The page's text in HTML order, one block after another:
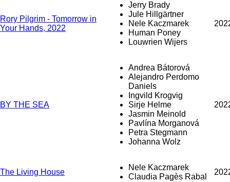
Rory Pilgrim - Tomorrow in
Your Hands, 2022
Jerry Brady
Jule Hillgärtner
Nele Kaczmarek
Human Poney
Louwrien Wijers
BY THE SEA
Andrea Bátorová
Alejandro Perdomo
Daniels
Ingvild Krogvig
Sirje Helme
Jasmin Meinold
Pavlína Morganová
Petra Stegmann
Johanna Wolz
The Living House
Nele Kaczmarek
Claudia Pagès Rabal